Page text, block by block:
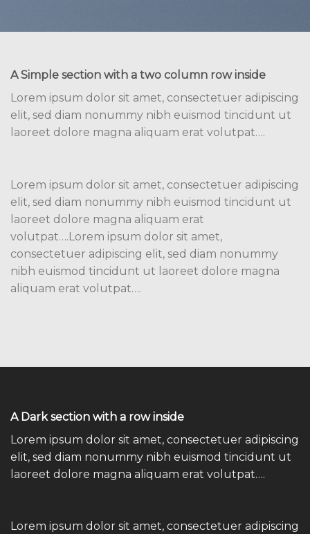
A Simple section with a two column row inside
Lorem ipsum dolor sit amet, consectetuer adipiscing
elit, sed diam nonummy nibh euismod tincidunt ut
laoreet dolore magna aliquam erat volutpat….
Lorem ipsum dolor sit amet, consectetuer adipiscing
elit, sed diam nonummy nibh euismod tincidunt ut
laoreet dolore magna aliquam erat
volutpat….Lorem ipsum dolor sit amet,
consectetuer adipiscing elit, sed diam nonummy
nibh euismod tincidunt ut laoreet dolore magna
aliquam erat volutpat….
A Dark section with a row inside
Lorem ipsum dolor sit amet, consectetuer adipiscing
elit, sed diam nonummy nibh euismod tincidunt ut
laoreet dolore magna aliquam erat volutpat….
Lorem ipsum dolor sit amet, consectetuer adipiscing